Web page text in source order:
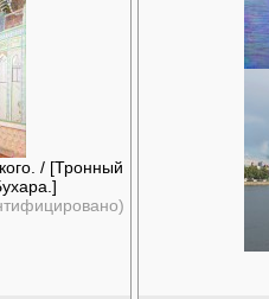
/ [Тронный